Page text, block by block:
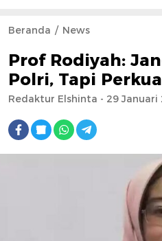
Beranda News
Prof Rodiyah:
Polri, Tapi
Redaktur Elshinta - 29 Januari